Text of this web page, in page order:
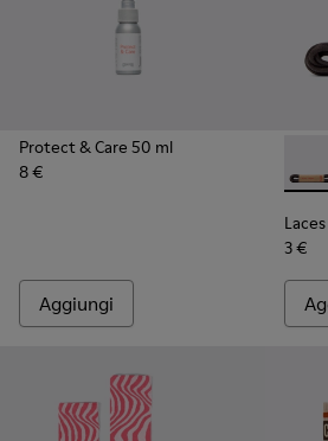
Protect & Care 50 ml
8 €
Aggiungi
Laces
3 €